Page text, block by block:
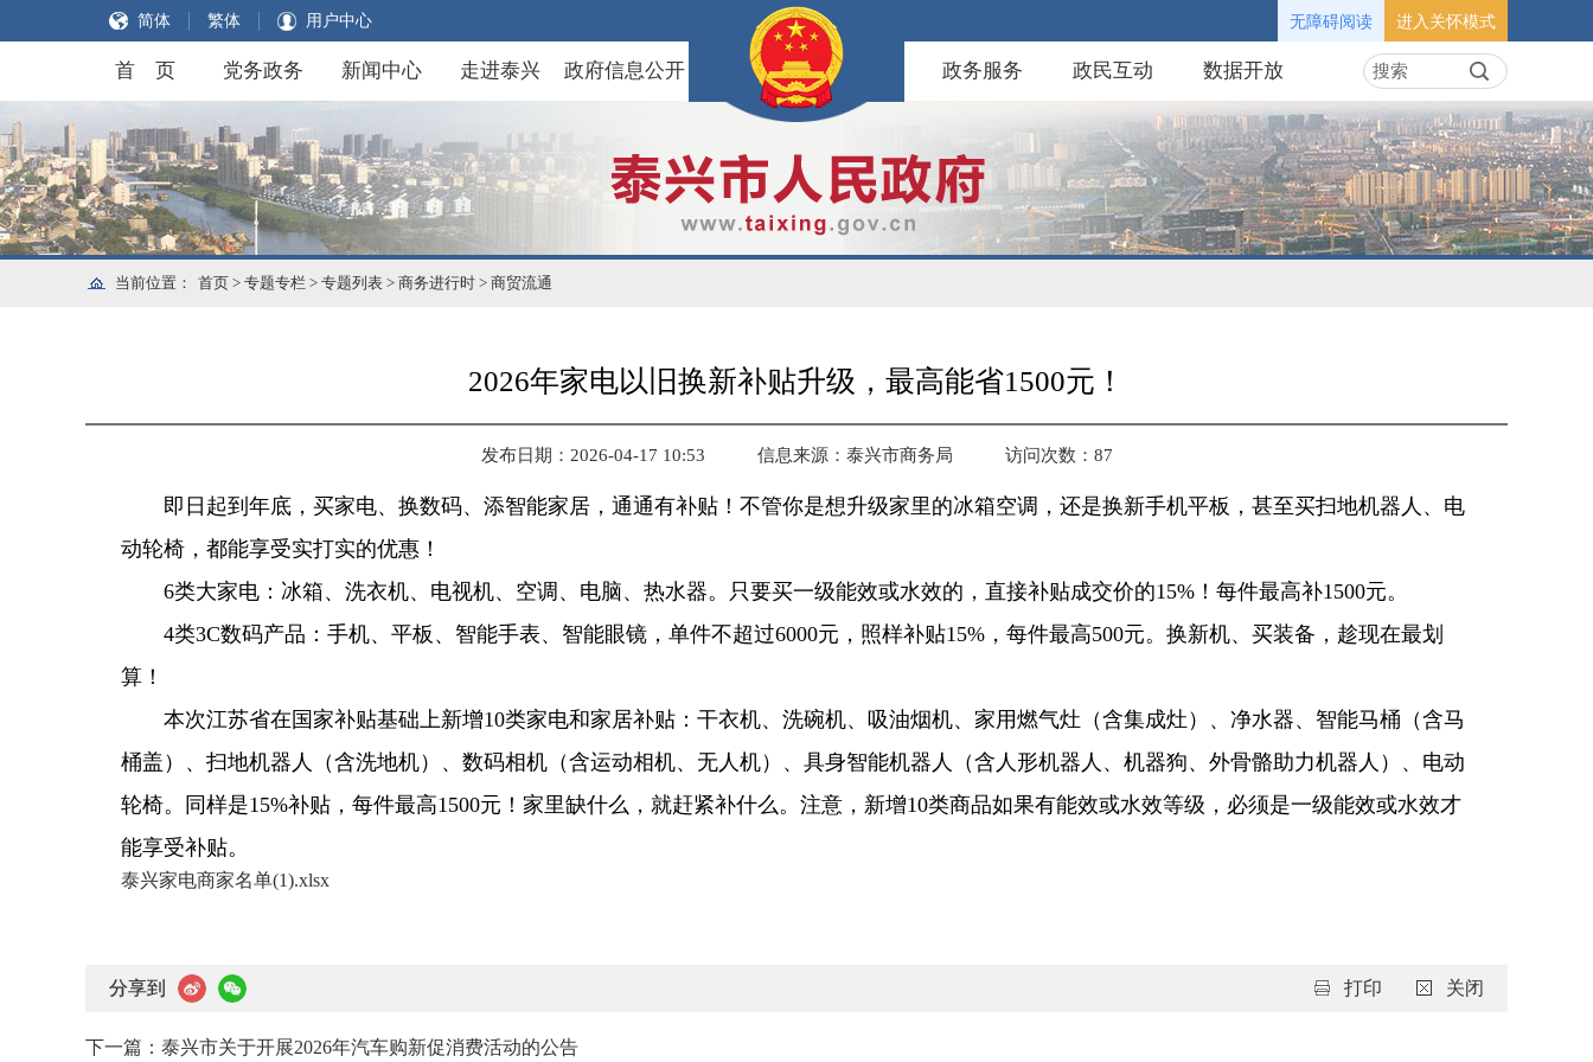
简体 繁体 用户中心 无障碍阅读 进入关怀模式
首 页 党务政务 新闻中心 走进泰兴 政府信息公开 政务服务 政民互动 数据开放
当前位置： 首页 > 专题专栏 > 专题列表 > 商务进行时 > 商贸流通
2026年家电以旧换新补贴升级，最高能省1500元！
发布日期：2026-04-17 10:53 信息来源：泰兴市商务局 访问次数： 87
即日起到年底，买家电、换数码、添智能家居，通通有补贴！不管你是想升级家里的冰箱空调，还是换新手机平板，甚至买扫地机器人、电
动轮椅，都能享受实打实的优惠！
6类大家电：冰箱、洗衣机、电视机、空调、电脑、热水器。只要买一级能效或水效的，直接补贴成交价的15%！每件最高补1500元。
4类3C数码产品：手机、平板、智能手表、智能眼镜，单件不超过6000元，照样补贴15%，每件最高500元。换新机、买装备，趁现在最划
算！
本次江苏省在国家补贴基础上新增10类家电和家居补贴：干衣机、洗碗机、吸油烟机、家用燃气灶（含集成灶）、净水器、智能马桶（含马
桶盖）、扫地机器人（含洗地机）、数码相机（含运动相机、无人机）、具身智能机器人（含人形机器人、机器狗、外骨骼助力机器人）、电动
轮椅。同样是15%补贴，每件最高1500元！家里缺什么，就赶紧补什么。注意，新增10类商品如果有能效或水效等级，必须是一级能效或水效才
能享受补贴。
泰兴家电商家名单(1).xlsx
分享到 打印 关闭
下一篇： 泰兴市关于开展2026年汽车购新促消费活动的公告